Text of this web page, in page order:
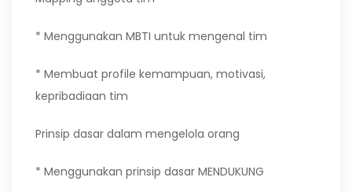
* Menggunakan MBTI untuk mengenal tim
* Membuat profile kemampuan, motivasi,
kepribadiaan tim
Prinsip dasar dalam mengelola orang
* Menggunakan prinsip dasar MENDUKUNG